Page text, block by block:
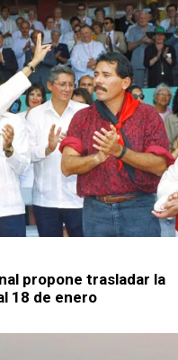
propone trasladar la
18 de enero